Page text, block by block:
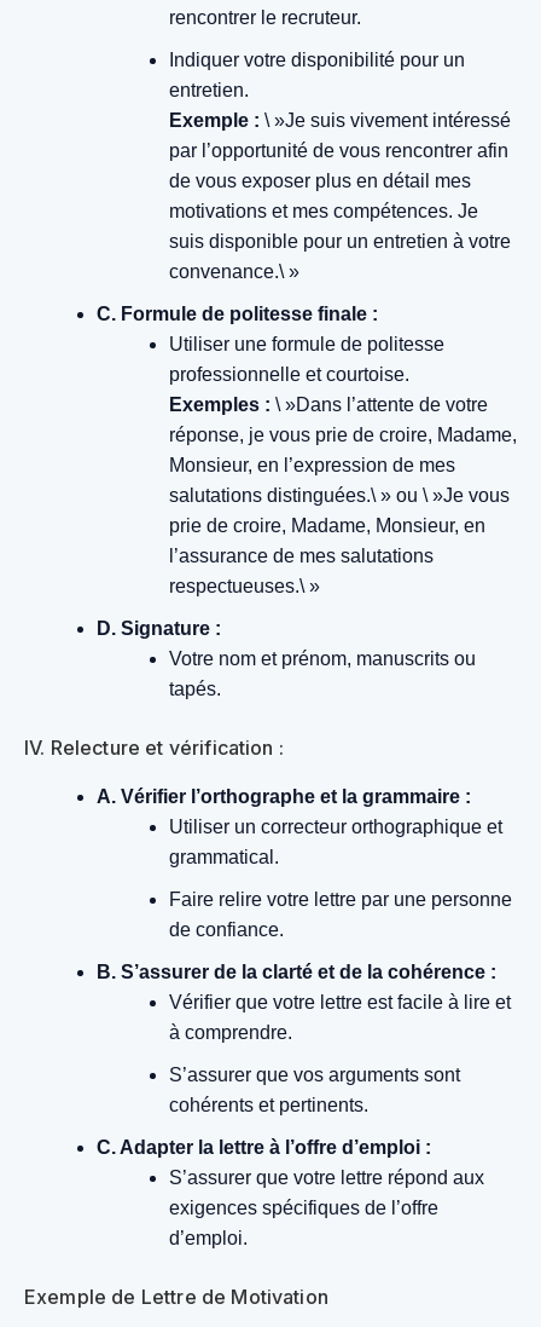
rencontrer le recruteur.
Indiquer votre disponibilité pour un
entretien.
Exemple : \ »Je suis vivement intéressé
par l’opportunité de vous rencontrer afin
de vous exposer plus en détail mes
motivations et mes compétences. Je
suis disponible pour un entretien à votre
convenance.\ »
C. Formule de politesse finale :
Utiliser une formule de politesse
professionnelle et courtoise.
Exemples : \ »Dans l’attente de votre
réponse, je vous prie de croire, Madame,
Monsieur, en l’expression de mes
salutations distinguées.\ » ou \ »Je vous
prie de croire, Madame, Monsieur, en
l’assurance de mes salutations
respectueuses.\ »
D. Signature :
Votre nom et prénom, manuscrits ou
tapés.
IV. Relecture et vérification :
A. Vérifier l’orthographe et la grammaire :
Utiliser un correcteur orthographique et
grammatical.
Faire relire votre lettre par une personne
de confiance.
B. S’assurer de la clarté et de la cohérence :
Vérifier que votre lettre est facile à lire et
à comprendre.
S’assurer que vos arguments sont
cohérents et pertinents.
C. Adapter la lettre à l’offre d’emploi :
S’assurer que votre lettre répond aux
exigences spécifiques de l’offre
d’emploi.
Exemple de Lettre de Motivation